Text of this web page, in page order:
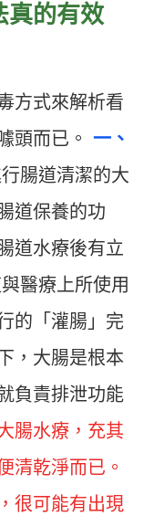
真的有效
方式來解析看
頭而已。 一、
腸道清潔的大
道保養的功
道水療後有立
醫療上所使用
的「灌腸」完
，大腸是根本
負責排泄功能
腸水療，充其
清乾淨而已。
很可能有出現